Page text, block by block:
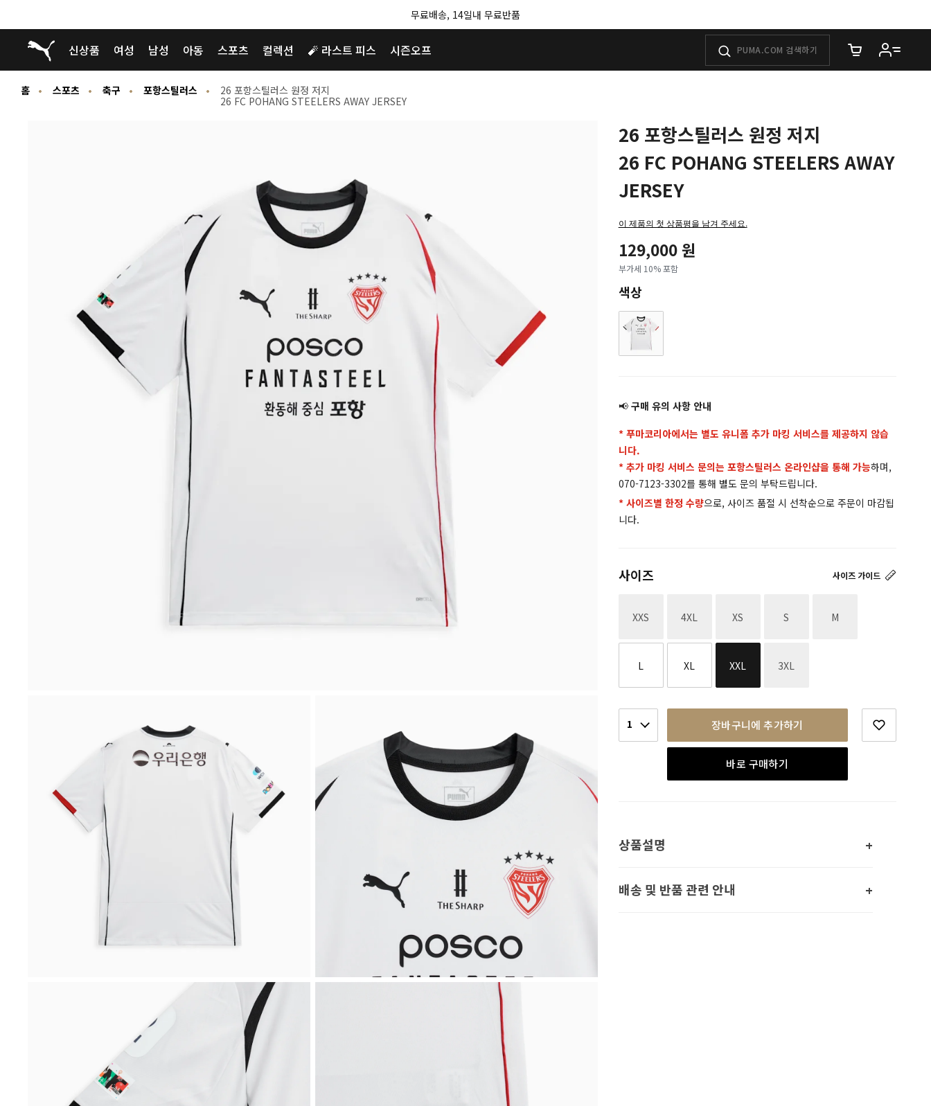
무료배송, 14일내 무료반품
푸마 홈
신상품 여성 남성 아동 스포츠 컬렉션 🧨 라스트 피스 시즌오프 장바구니에 담은
홈 스포츠 축구 포항스틸러스
26 포항스틸러스 원정 저지
26 FC POHANG STEELERS AWAY JERSEY
26 포항스틸러스 원정 저지
26 FC POHANG STEELERS AWAY
JERSEY
이 제품의 첫 상품평을 남겨 주세요.
129,000 원
부가세 10% 포함
색상
📢 구매 유의 사항 안내
* 푸마코리아에서는 별도 유니폼 추가 마킹 서비스를 제공하지 않습
니다.
* 추가 마킹 서비스 문의는 포항스틸러스 온라인샵을 통해 가능하며,
070-7123-3302를 통해 별도 문의 부탁드립니다.
* 사이즈별 한정 수량으로, 사이즈 품절 시 선착순으로 주문이 마감됩
니다.
사이즈 가이드
사이즈
XXS 재고없음4XL 재고없음XS S M재고없음
L XL XXL 3XL
1 장바구니에 추가하기
바로 구매하기
상품설명
배송 및 반품 관련 안내